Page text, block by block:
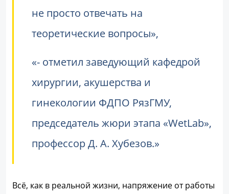
не просто отвечать на
теоретические вопросы»,
- отметил заведующий кафедрой
хирургии, акушерства и
гинекологии ФДПО РязГМУ,
председатель жюри этапа «WetLab»,
профессор Д. А. Хубезов.
Всё, как в реальной жизни, напряжение от работы